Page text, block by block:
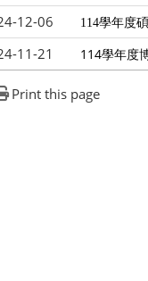
12-06 114學年度
11-21 114學年度
Print this page